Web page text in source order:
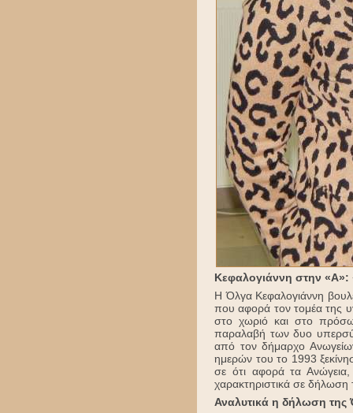
Κεφαλογιάννη στην
Η Όλγα Κεφαλογιάννη
που αφορά τον τομέα της
στο χωριό και στο
παραλαβή των δυο
από τον δήμαρχο
ημερών του το 1993
σε ότι αφορά τα
χαρακτηριστικά σε
Αναλυτικά η δήλωση